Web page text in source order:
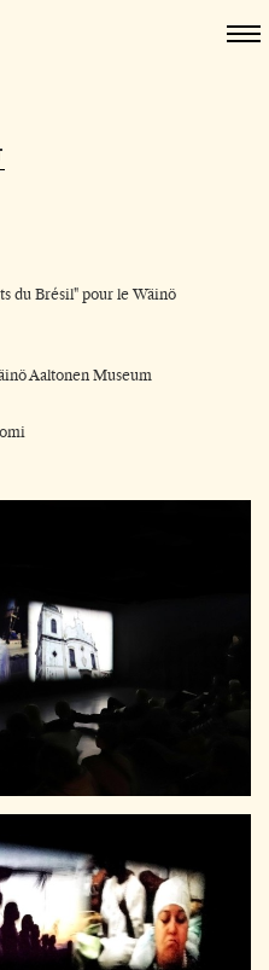
du Brésil" pour le Wäinö
Aaltonen Museum